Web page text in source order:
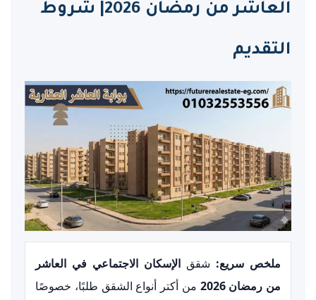
العاشر من رمضان 2026| شروط
التقديم
ملخص سريع: شقق الإسكان الاجتماعي في العاشر
من رمضان 2026
من أكتر أنواع الشقق طلبًا، خصوصًا